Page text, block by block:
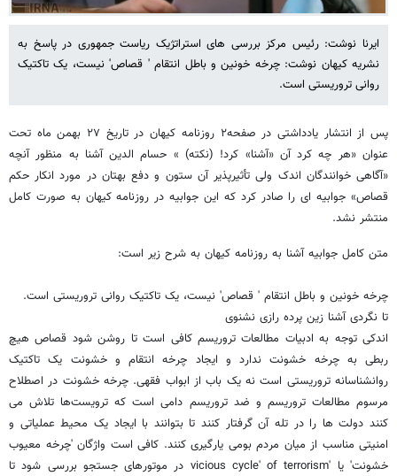
ایرنا نوشت: رئیس مرکز بررسی های استراتژیک ریاست جمهوری در پاسخ به
نشریه کیهان نوشت: چرخه خونین و باطل انتقام ' قصاص' نیست، یک تاکتیک
روانی تروریستی است.
پس از انتشار یادداشتی در صفحه۲ روزنامه کیهان در تاریخ ۲۷ بهمن ماه تحت
عنوان «هر چه کرد آن «آشنا» کرد! (نکته) » حسام الدین آشنا به منظور آنچه
«آگاهی خوانندگان اندک ولی تأثیرپذیر آن ستون و دفع بهتان در مورد انکار حکم
قصاص» جوابیه ای را صادر کرد که این جوابیه در روزنامه کیهان به صورت کامل
منتشر نشد.
متن کامل جوابیه آشنا به روزنامه کیهان به شرح زیر است:
چرخه خونین و باطل انتقام ' قصاص' نیست، یک تاکتیک روانی تروریستی است.
تا نگردی آشنا زین پرده رازی نشنوی
اندکی توجه به ادبیات مطالعات تروریسم کافی است تا روشن شود قصاص هیچ
ربطی به چرخه خشونت ندارد و ایجاد چرخه انتقام و خشونت یک تاکتیک
روانشناسانه تروریستی است نه یک باب از ابواب فقهی. چرخه خشونت در اصطلاح
مرسوم مطالعات تروریسم و ضد تروریسم دامی است که ترویست‌ها تلاش می
کنند دولت ها را در تله آن گرفتار کنند تا بتوانند با ایجاد یک محیط عملیاتی و
امنیتی مناسب از میان مردم بومی یارگیری کنند. کافی است واژگان 'چرخه معیوب
خشونت' یا 'vicious cycle' of terrorism در موتورهای جستجو بررسی شود تا